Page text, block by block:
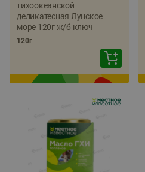
тихоокеанской
деликатесная Лунское
море 120г ж/б ключ
120г